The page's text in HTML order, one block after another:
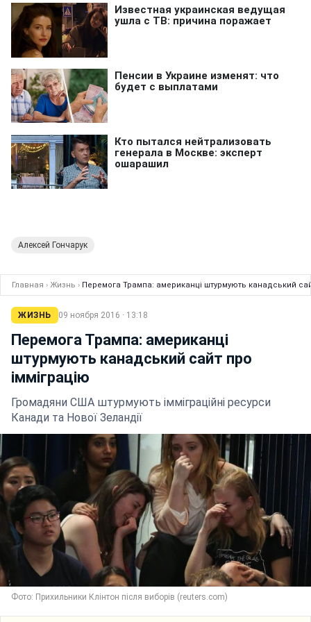
Алексей Гончарук
Главная › Жизнь › Перемога Трампа: американці штурмують канадський
ЖИЗНЬ 09 ноября 2016 · 13:18
Перемога Трампа: американці
штурмують канадський сайт про
імміграцію
Громадяни США штурмують імміграційні ресурси
Канади та Нової Зеландії
Фото: Прихильники Клінтон після виборів (reuters.com)